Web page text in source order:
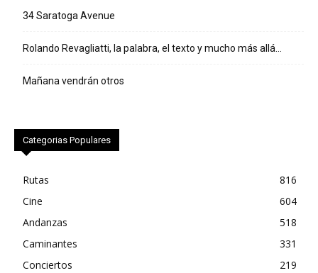
34 Saratoga Avenue
Rolando Revagliatti, la palabra, el texto y mucho más allá…
Mañana vendrán otros
Categorias Populares
Rutas
816
Cine
604
Andanzas
518
Caminantes
331
Conciertos
219